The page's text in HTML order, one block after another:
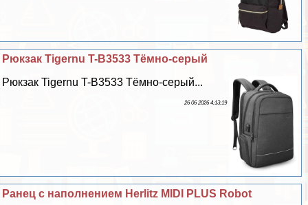
Рюкзак Tigernu T-B3533 Тёмно-серый
Рюкзак Tigernu T-B3533 Тёмно-серый...
26 06 2026 4:13:19
Ранец с наполнением Herlitz MIDI PLUS Robot